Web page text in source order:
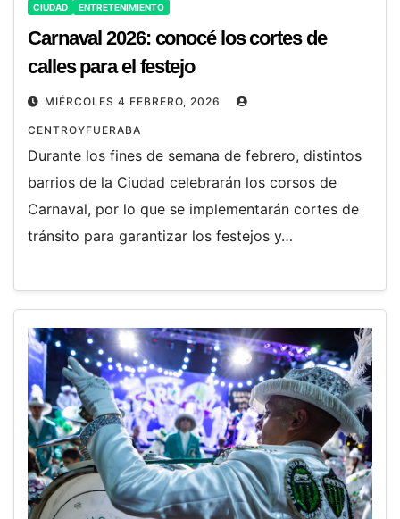
CIUDAD ENTRETENIMIENTO
Carnaval 2026: conocé los cortes de
calles para el festejo
MIÉRCOLES 4 FEBRERO, 2026
CENTROYFUERABA
Durante los fines de semana de febrero, distintos
barrios de la Ciudad celebrarán los corsos de
Carnaval, por lo que se implementarán cortes de
tránsito para garantizar los festejos y…